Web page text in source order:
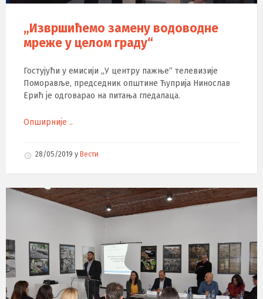
„Извршићемо замену водоводне
мреже у целом граду“
Гостујући у емисији „У центру пажње“ телевизије
Поморавље, председник општине Ћуприја Нинослав
Ерић је одговарао на питања гледалаца.
Опширније ..
28/05/2019 у Вести